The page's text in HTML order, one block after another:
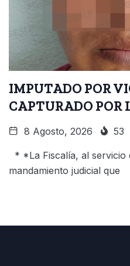
IMPUTADO POR
CAPTURADO POR
8 Agosto, 2026 53
* *La Fiscalía, al servicio
mandamiento judicial que